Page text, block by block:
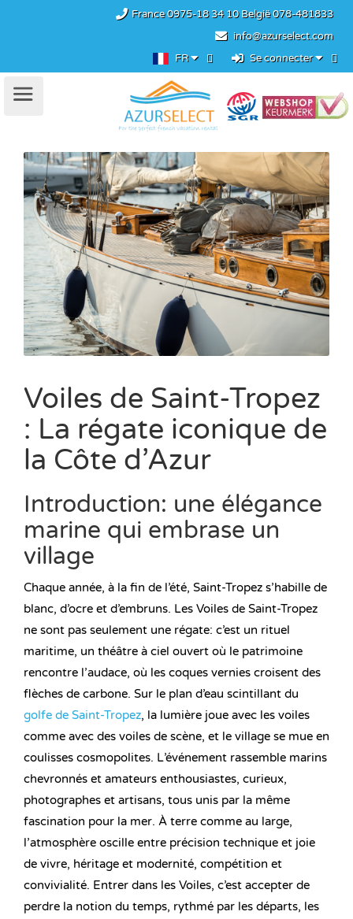
France0975-18 34 10België078-481833
info@azurselect.com
FR
Se connecter
Voiles de Saint-Tropez
: La régate iconique de
la Côte d’Azur
Introduction: une élégance
marine qui embrase un
village
Chaque année, à la fin de l’été, Saint-Tropez s’habille de
blanc, d’ocre et d’embruns. Les Voiles de Saint-Tropez
ne sont pas seulement une régate: c’est un rituel
maritime, un théâtre à ciel ouvert où le patrimoine
rencontre l’audace, où les coques vernies croisent des
flèches de carbone. Sur le plan d’eau scintillant du
golfe de Saint-Tropez, la lumière joue avec les voiles
comme avec des voiles de scène, et le village se mue en
coulisses cosmopolites. L’événement rassemble marins
chevronnés et amateurs enthousiastes, curieux,
photographes et artisans, tous unis par la même
fascination pour la mer. À terre comme au large,
l’atmosphère oscille entre précision technique et joie
de vivre, héritage et modernité, compétition et
convivialité. Entrer dans les Voiles, c’est accepter de
perdre la notion du temps, rythmé par les départs, les